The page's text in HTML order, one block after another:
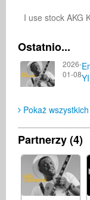
I use stock AKG
Ostatnio...
2026-
01-08
Pokaż wszystkich
Partnerzy (4)